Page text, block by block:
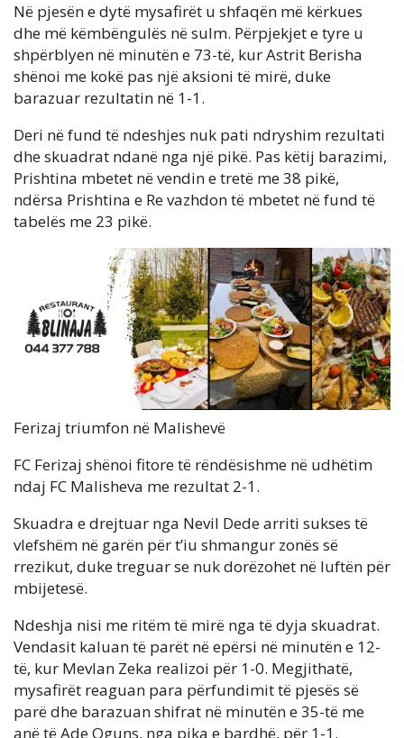
Në pjesën e dytë mysafirët u shfaqën më kërkues
dhe më këmbëngulës në sulm. Përpjekjet e tyre u
shpërblyen në minutën e 73-të, kur Astrit Berisha
shënoi me kokë pas një aksioni të mirë, duke
barazuar rezultatin në 1-1.
Deri në fund të ndeshjes nuk pati ndryshim rezultati
dhe skuadrat ndanë nga një pikë. Pas këtij barazimi,
Prishtina mbetet në vendin e tretë me 38 pikë,
ndërsa Prishtina e Re vazhdon të mbetet në fund të
tabelës me 23 pikë.
Ferizaj triumfon në Malishevë
FC Ferizaj shënoi fitore të rëndësishme në udhëtim
ndaj FC Malisheva me rezultat 2-1.
Skuadra e drejtuar nga Nevil Dede arriti sukses të
vlefshëm në garën për t’iu shmangur zonës së
rrezikut, duke treguar se nuk dorëzohet në luftën për
mbijetesë.
Ndeshja nisi me ritëm të mirë nga të dyja skuadrat.
Vendasit kaluan të parët në epërsi në minutën e 12-
të, kur Mevlan Zeka realizoi për 1-0. Megjithatë,
mysafirët reaguan para përfundimit të pjesës së
parë dhe barazuan shifrat në minutën e 35-të me
anë të Ade Oguns, nga pika e bardhë, për 1-1.